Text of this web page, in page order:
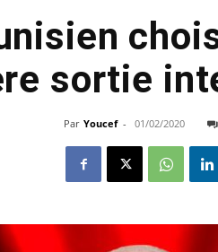
sortie
Par Youcef - 01/02/2020